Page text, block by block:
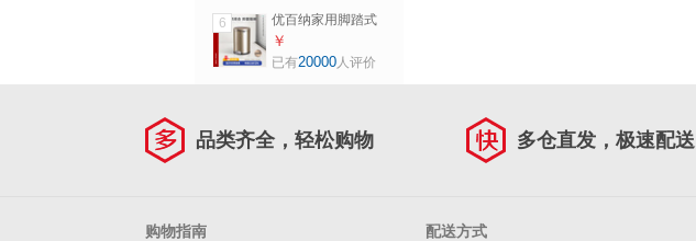
6
优百纳家用脚踏式
垃圾桶不锈钢客厅
带盖卫生间卧室脚
￥
已有20000人评价
品类齐全，轻松购物 多仓直发，极速配送
购物指南 配送方式